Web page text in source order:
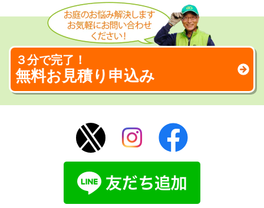
３分で完了！
無料お見積り申込み